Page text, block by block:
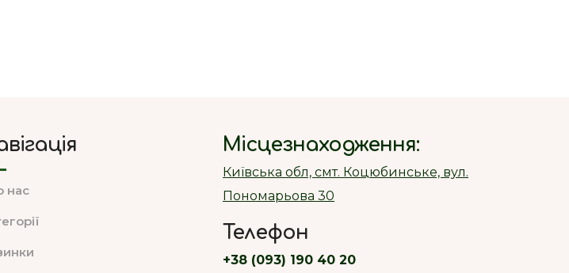
нас
Місцезнаходження:
Київська обл, смт. Коцюбинське, вул.
Пономарьова 30
Телефон
+38 (093) 190 40 20